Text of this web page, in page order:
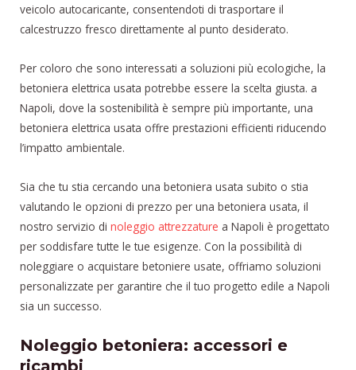
veicolo autocaricante, consentendoti di trasportare il
calcestruzzo fresco direttamente al punto desiderato.
Per coloro che sono interessati a soluzioni più ecologiche, la
betoniera elettrica usata potrebbe essere la scelta giusta. a
Napoli, dove la sostenibilità è sempre più importante, una
betoniera elettrica usata offre prestazioni efficienti riducendo
l’impatto ambientale.
Sia che tu stia cercando una betoniera usata subito o stia
valutando le opzioni di prezzo per una betoniera usata, il
nostro servizio di noleggio attrezzature a Napoli è progettato
per soddisfare tutte le tue esigenze. Con la possibilità di
noleggiare o acquistare betoniere usate, offriamo soluzioni
personalizzate per garantire che il tuo progetto edile a Napoli
sia un successo.
Noleggio betoniera: accessori e
ricambi